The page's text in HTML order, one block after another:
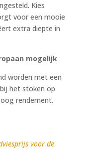
Kies
voor een mooie
extra diepte in
mogelijk
worden met een
het stoken op
rendement.
voor de